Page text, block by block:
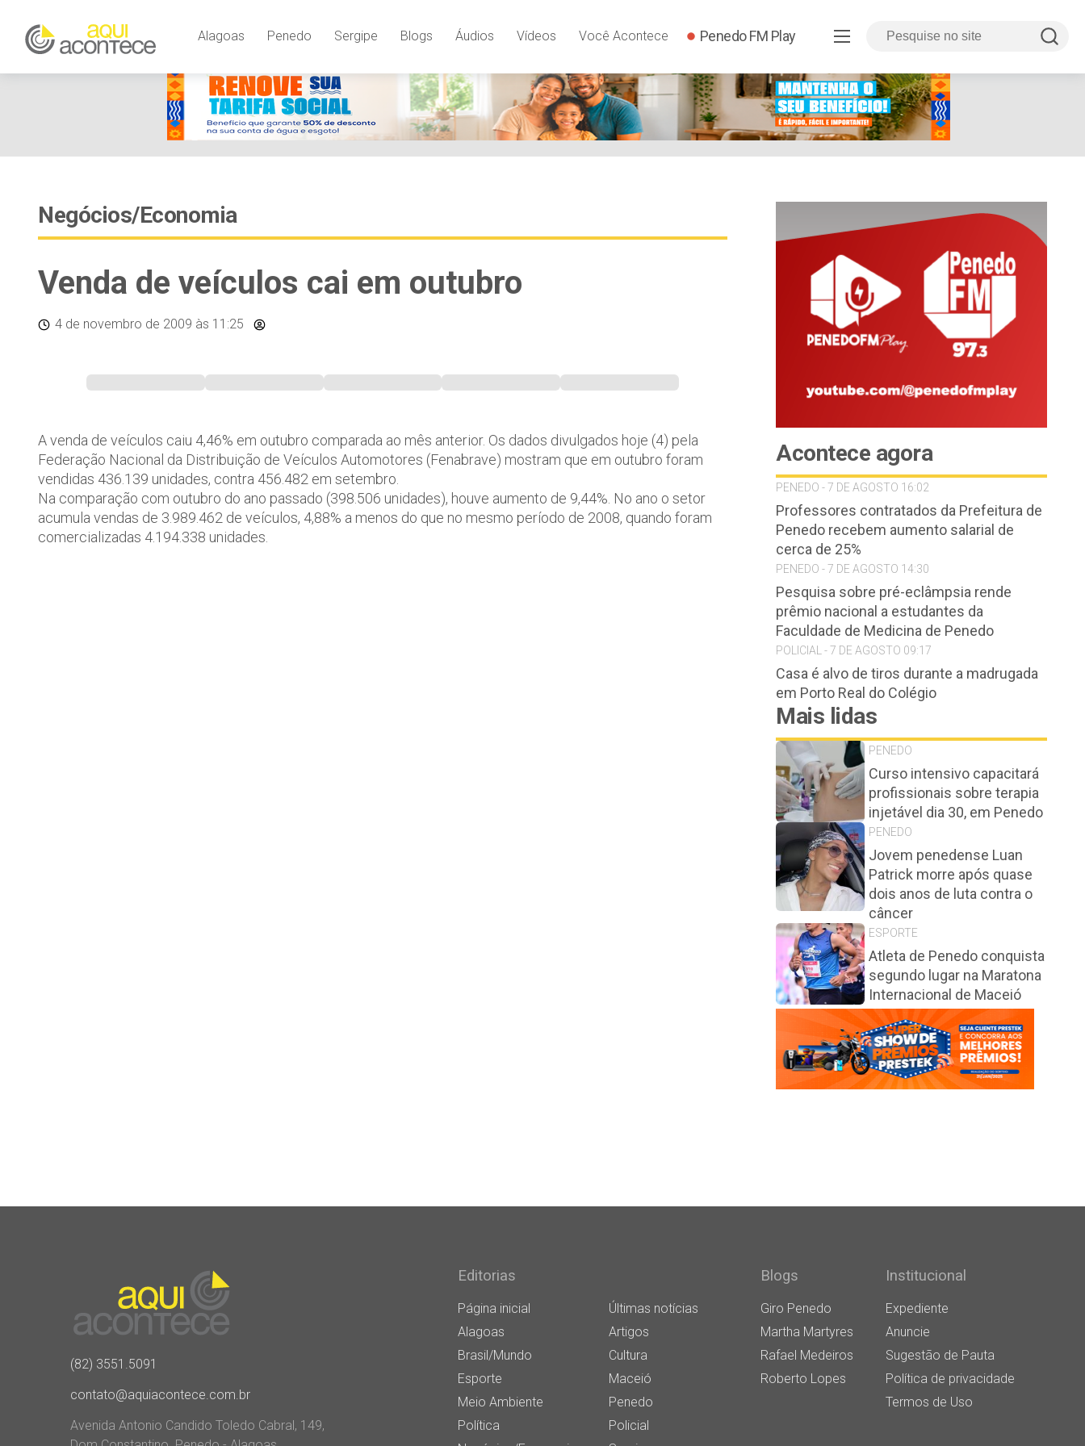
Alagoas Penedo Sergipe Blogs Áudios Vídeos Você Acontece Penedo FM Play
Negócios/Economia
Venda de veículos cai em outubro
4 de novembro de 2009 às 11:25
A venda de veículos caiu 4,46% em outubro comparada ao mês anterior. Os dados divulgados hoje (4) pela
Federação Nacional da Distribuição de Veículos Automotores (Fenabrave) mostram que em outubro foram
vendidas 436.139 unidades, contra 456.482 em setembro.
Na comparação com outubro do ano passado (398.506 unidades), houve aumento de 9,44%. No ano o setor
acumula vendas de 3.989.462 de veículos, 4,88% a menos do que no mesmo período de 2008, quando foram
comercializadas 4.194.338 unidades.
Acontece agora
PENEDO - 7 DE AGOSTO 16:02
Professores contratados da Prefeitura de
Penedo recebem aumento salarial de
cerca de 25%
PENEDO - 7 DE AGOSTO 14:30
Pesquisa sobre pré-eclâmpsia rende
prêmio nacional a estudantes da
Faculdade de Medicina de Penedo
POLICIAL - 7 DE AGOSTO 09:17
Casa é alvo de tiros durante a madrugada
em Porto Real do Colégio
Mais lidas
PENEDO
Curso intensivo capacitará
profissionais sobre terapia
injetável dia 30, em Penedo
PENEDO
Jovem penedense Luan
Patrick morre após quase
dois anos de luta contra o
câncer
ESPORTE
Atleta de Penedo conquista
segundo lugar na Maratona
Internacional de Maceió
(82) 3551.5091
contato@aquiacontece.com.br
Avenida Antonio Candido Toledo Cabral, 149,
Editorias
Página inicial
Últimas notícias
Alagoas
Artigos
Brasil/Mundo
Cultura
Esporte
Maceió
Meio Ambiente
Penedo
Política
Policial
Blogs
Giro Penedo
Martha Martyres
Rafael Medeiros
Roberto Lopes
Institucional
Expediente
Anuncie
Sugestão de Pauta
Política de privacidade
Termos de Uso